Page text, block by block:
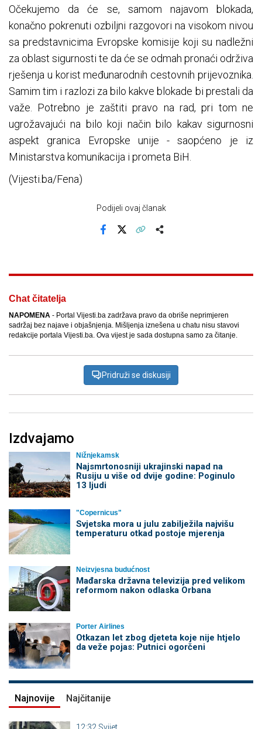
Očekujemo da će se, samom najavom blokada,
konačno pokrenuti ozbiljni razgovori na visokom nivou
sa predstavnicima Evropske komisije koji su nadležni
za oblast sigurnosti te da će se odmah pronaći održiva
rješenja u korist međunarodnih cestovnih prijevoznika.
Samim tim i razlozi za bilo kakve blokade bi prestali da
važe. Potrebno je zaštiti pravo na rad, pri tom ne
ugrožavajući na bilo koji način bilo kakav sigurnosni
aspekt granica Evropske unije - saopćeno je iz
Ministarstva komunikacija i prometa BiH.
(Vijesti.ba/Fena)
Podijeli ovaj članak
Chat čitatelja
NAPOMENA - Portal Vijesti.ba zadržava pravo da obriše neprimjeren
sadržaj bez najave i objašnjenja. Mišljenja iznešena u chatu nisu stavovi
redakcije portala Vijesti.ba. Ova vijest je sada dostupna samo za čitanje.
Pridruži se diskusiji
Izdvajamo
Nižnjekamsk
Najsmrtonosniji ukrajinski napad na
Rusiju u više od dvije godine: Poginulo
13 ljudi
"Copernicus"
Svjetska mora u julu zabilježila najvišu
temperaturu otkad postoje mjerenja
Neizvjesna budućnost
Mađarska državna televizija pred velikom
reformom nakon odlaska Orbana
Porter Airlines
Otkazan let zbog djeteta koje nije htjelo
da veže pojas: Putnici ogorčeni
Najnovije Najčitanije
12:32 Svijet